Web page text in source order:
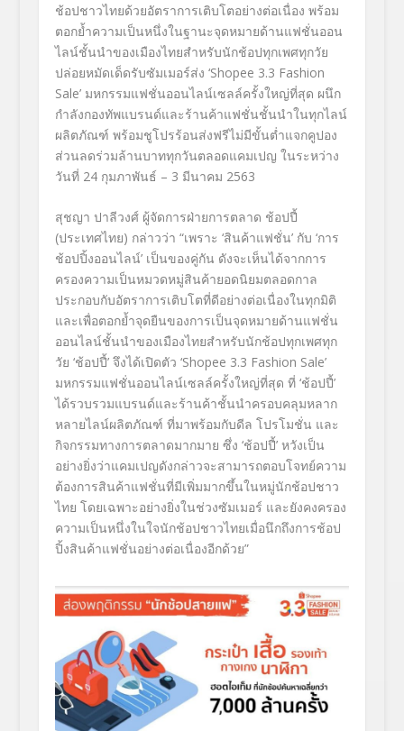
ช้อปชาวไทยด้วยอัตราการเติบโตอย่างต่อเนื่อง พร้อม
ตอกย้ำความเป็นหนึ่งในฐานะจุดหมายด้านแฟชั่นออน
ไลน์ชั้นนำของเมืองไทยสำหรับนักช้อปทุกเพศทุกวัย
ปล่อยหมัดเด็ดรับซัมเมอร์ส่ง ‘Shopee 3.3 Fashion
Sale’ มหกรรมแฟชั่นออนไลน์เซลล์ครั้งใหญ่ที่สุด ผนึก
กำลังกองทัพแบรนด์และร้านค้าแฟชั่นชั้นนำในทุกไลน์
ผลิตภัณฑ์ พร้อมชูโปรร้อนส่งฟรีไม่มีขั้นต่ำแจกคูปอง
ส่วนลดร่วมล้านบาททุกวันตลอดแคมเปญ ในระหว่าง
วันที่ 24 กุมภาพันธ์ – 3 มีนาคม 2563
สุชญา ปาลีวงศ์ ผู้จัดการฝ่ายการตลาด ช้อปปี้
(ประเทศไทย) กล่าวว่า “เพราะ ‘สินค้าแฟชั่น’ กับ ‘การ
ช้อปปิ้งออนไลน์’ เป็นของคู่กัน ดังจะเห็นได้จากการ
ครองความเป็นหมวดหมู่สินค้ายอดนิยมตลอดกาล
ประกอบกับอัตราการเติบโตที่ดีอย่างต่อเนื่องในทุกมิติ
และเพื่อตอกย้ำจุดยืนของการเป็นจุดหมายด้านแฟชั่น
ออนไลน์ชั้นนำของเมืองไทยสำหรับนักช้อปทุกเพศทุก
วัย ‘ช้อปปี้’ จึงได้เปิดตัว ‘Shopee 3.3 Fashion Sale’
มหกรรมแฟชั่นออนไลน์เซลล์ครั้งใหญ่ที่สุด ที่ ‘ช้อปปี้’
ได้รวบรวมแบรนด์และร้านค้าชั้นนำครอบคลุมหลาก
หลายไลน์ผลิตภัณฑ์ ที่มาพร้อมกับดีล โปรโมชั่น และ
กิจกรรมทางการตลาดมากมาย ซึ่ง ‘ช้อปปี้’ หวังเป็น
อย่างยิ่งว่าแคมเปญดังกล่าวจะสามารถตอบโจทย์ความ
ต้องการสินค้าแฟชั่นที่มีเพิ่มมากขึ้นในหมู่นักช้อปชาว
ไทย โดยเฉพาะอย่างยิ่งในช่วงซัมเมอร์ และยังคงครอง
ความเป็นหนึ่งในใจนักช้อปชาวไทยเมื่อนึกถึงการช้อป
ปิ้งสินค้าแฟชั่นอย่างต่อเนื่องอีกด้วย”